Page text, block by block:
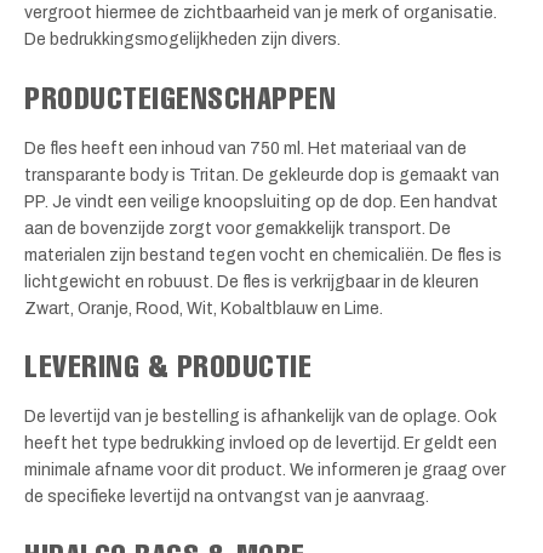
vergroot hiermee de zichtbaarheid van je merk of organisatie.
De bedrukkingsmogelijkheden zijn divers.
PRODUCTEIGENSCHAPPEN
De fles heeft een inhoud van 750 ml. Het materiaal van de
transparante body is Tritan. De gekleurde dop is gemaakt van
PP. Je vindt een veilige knoopsluiting op de dop. Een handvat
aan de bovenzijde zorgt voor gemakkelijk transport. De
materialen zijn bestand tegen vocht en chemicaliën. De fles is
lichtgewicht en robuust. De fles is verkrijgbaar in de kleuren
Zwart, Oranje, Rood, Wit, Kobaltblauw en Lime.
LEVERING & PRODUCTIE
De levertijd van je bestelling is afhankelijk van de oplage. Ook
heeft het type bedrukking invloed op de levertijd. Er geldt een
minimale afname voor dit product. We informeren je graag over
de specifieke levertijd na ontvangst van je aanvraag.